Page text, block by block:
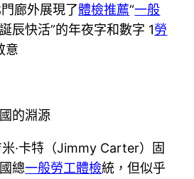
廊外展現了體檢推薦“一般
辰快活”的年夜字和數字 1勞
意
的淵源
·卡特（Jimmy Carter）固
總一般勞工體檢統，但似乎